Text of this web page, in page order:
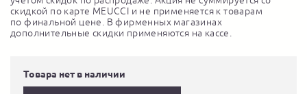
скидкой по карте MEUCCI и не применяется к товарам
по финальной цене. В фирменных магазинах
дополнительные скидки применяются на кассе.
Товара нет в наличии